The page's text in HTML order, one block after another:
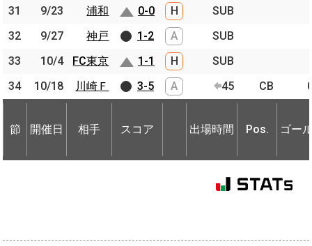
31
9/23 浦和 0-0 H
SUB
32
9/27 神戸 1-2 A
SUB
33
10/4 FC東京 1-1 H
SUB
34
10/18 川崎Ｆ 3-5 A 45 CB
節 開催日 相手 スコア 出場時間 Pos. ゴー
31
9/23
浦和
32
9/27
神戸
33
10/4
FC東京
34
10/18 川崎Ｆ
節 開催日 相手